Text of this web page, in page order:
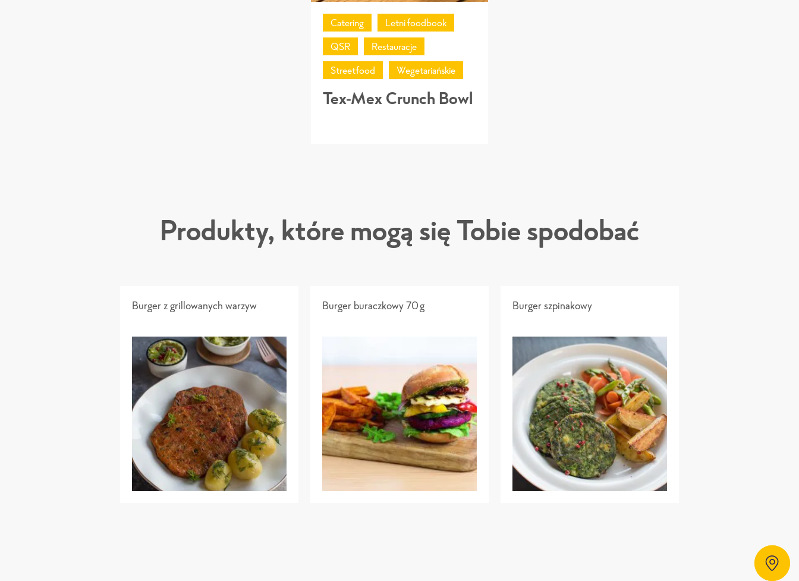
Catering
Letni foodbook
QSR
Restauracje
Streetfood
Wegetariańskie
Tex-Mex Crunch Bowl
Produkty, które mogą się Tobie spodobać
Burger z grillowanych warzyw Burger buraczkowy 70g Burger szpinakowy
Dystrybutorzy